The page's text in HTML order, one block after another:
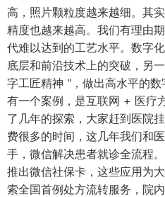
高，照片颗粒度越来越细。其
精度也越来越高。我们有理由
代难以达到的工艺水平。数字
底层和前沿技术上的突破，另
字工匠精神 "，做出高水平的数
有一个案例，是互联网 + 医疗
了几年的探索，大家赶到医院
费很多的时间，这几年我们和
手，微信解决患者就诊全流程
推出微信社保卡，这些应用为
索全国首例处方流转服务，院